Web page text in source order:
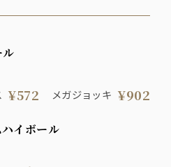
ル
¥572 メガジョッキ ¥902
ハイボール